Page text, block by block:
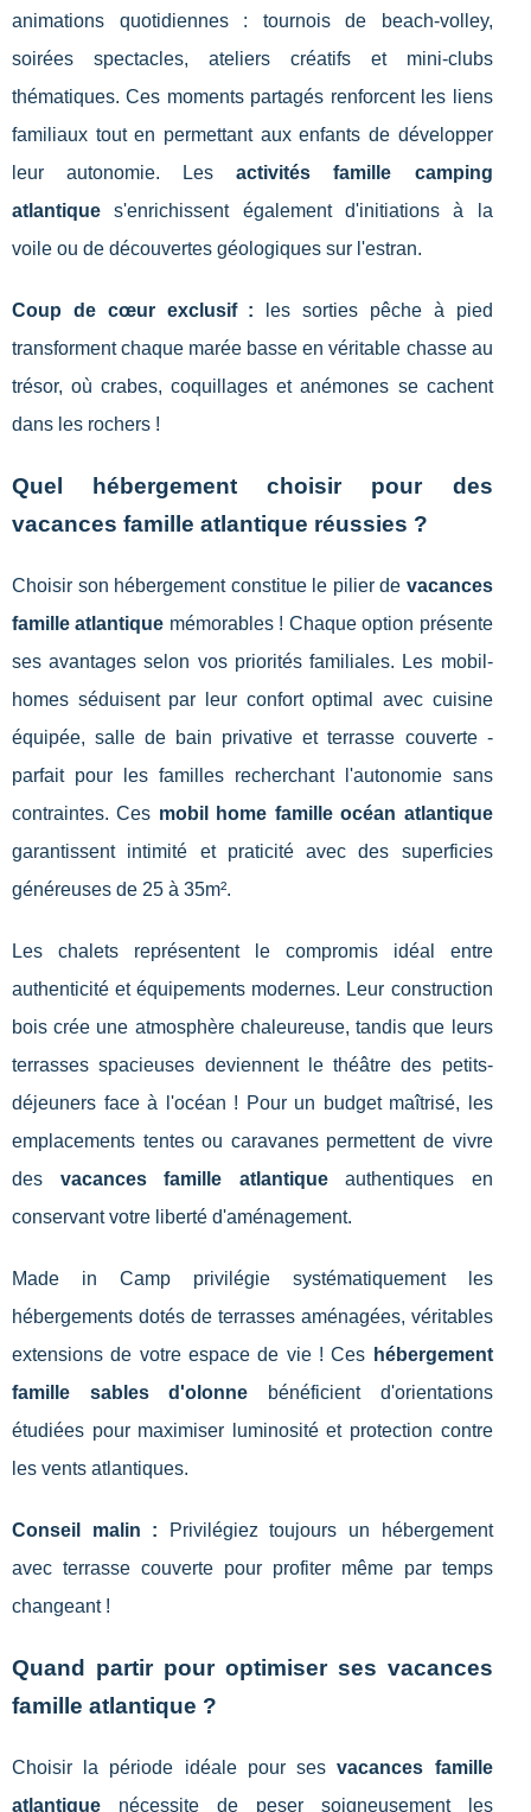
animations quotidiennes : tournois de beach-volley,
soirées spectacles, ateliers créatifs et mini-clubs
thématiques. Ces moments partagés renforcent les liens
familiaux tout en permettant aux enfants de développer
leur autonomie. Lesactivités famille camping
atlantique s'enrichissent également d'initiations à la
voile ou de découvertes géologiques sur l'estran.
Coup de cœur exclusif : les sorties pêche à pied
transforment chaque marée basse en véritable chasse au
trésor, où crabes, coquillages et anémones se cachent
dans les rochers !
Quel hébergement choisir pour des
vacances famille atlantique réussies ?
Choisir son hébergement constitue le pilier de vacances
famille atlantique mémorables ! Chaque option présente
ses avantages selon vos priorités familiales. Les mobil-
homes séduisent par leur confort optimal avec cuisine
équipée, salle de bain privative et terrasse couverte -
parfait pour les familles recherchant l'autonomie sans
contraintes. Ces mobil home famille océan atlantique
garantissent intimité et praticité avec des superficies
généreuses de 25 à 35m².
Les chalets représentent le compromis idéal entre
authenticité et équipements modernes. Leur construction
bois crée une atmosphère chaleureuse, tandis que leurs
terrasses spacieuses deviennent le théâtre des petits-
déjeuners face à l'océan ! Pour un budget maîtrisé, les
emplacements tentes ou caravanes permettent de vivre
des vacances famille atlantiqueauthentiques en
conservant votre liberté d'aménagement.
Made in Camp privilégie systématiquement les
hébergements dotés de terrasses aménagées, véritables
extensions de votre espace de vie ! Ces hébergement
famille sables d'olonne bénéficient d'orientations
étudiées pour maximiser luminosité et protection contre
les vents atlantiques.
Conseil malin : Privilégiez toujours un hébergement
avec terrasse couverte pour profiter même par temps
changeant !
Quand partir pour optimiser ses vacances
famille atlantique ?
Choisir la période idéale pour sesvacances famille
atlantique nécessite de peser soigneusement les